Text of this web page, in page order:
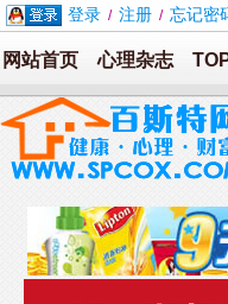
登录 / 注册 / 忘记密
网站首页 心理杂志